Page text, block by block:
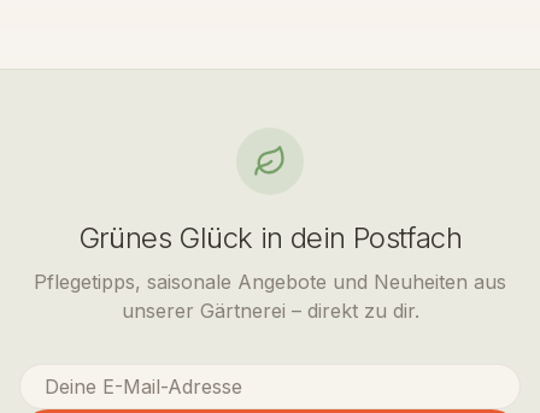
Grünes Glück in dein Postfach
Pflegetipps, saisonale Angebote und Neuheiten aus
unserer Gärtnerei – direkt zu dir.